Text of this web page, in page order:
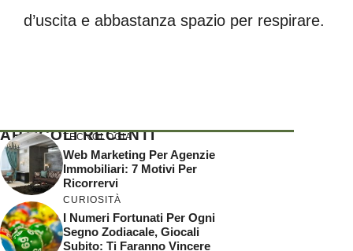
d’uscita e abbastanza spazio per respirare.
ARTICOLI RECENTI
TECNOLOGIA
Web Marketing Per Agenzie
Immobiliari: 7 Motivi Per
Ricorrervi
CURIOSITÀ
I Numeri Fortunati Per Ogni
Segno Zodiacale, Giocali
Subito: Ti Faranno Vincere